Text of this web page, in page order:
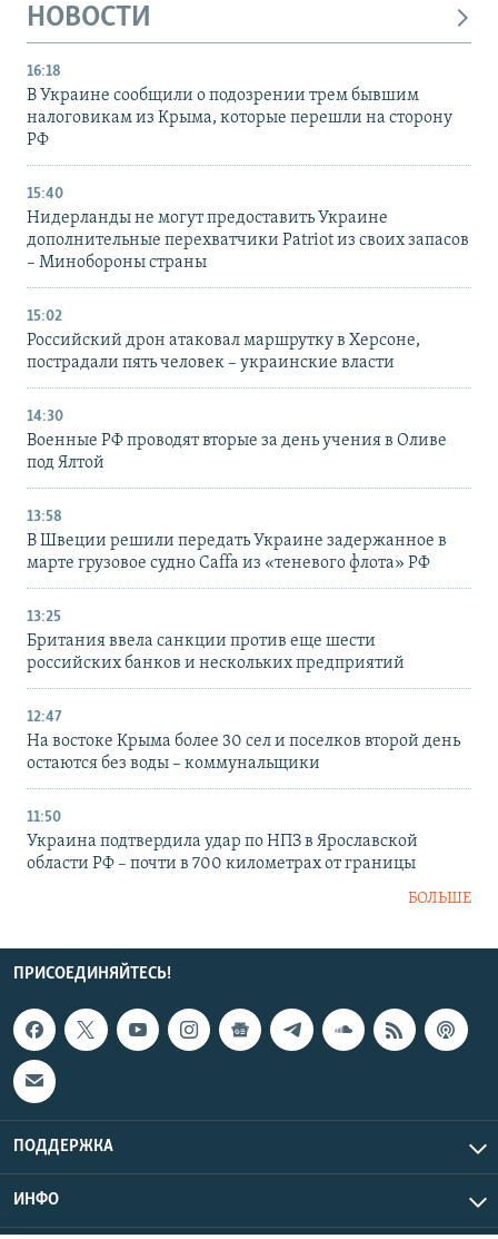
НОВОСТИ
16:18
В Украине сообщили о подозрении трем бывшим
налоговикам из Крыма, которые перешли на сторону
РФ
15:40
Нидерланды не могут предоставить Украине
дополнительные перехватчики Patriot из своих запасов
– Минобороны страны
15:02
Российский дрон атаковал маршрутку в Херсоне,
пострадали пять человек – украинские власти
14:30
Военные РФ проводят вторые за день учения в Оливе
под Ялтой
13:58
В Швеции решили передать Украине задержанное в
марте грузовое судно Caffa из «теневого флота» РФ
13:25
Британия ввела санкции против еще шести
российских банков и нескольких предприятий
12:47
На востоке Крыма более 30 сел и поселков второй день
остаются без воды – коммунальщики
11:50
Украина подтвердила удар по НПЗ в Ярославской
области РФ – почти в 700 километрах от границы
БОЛЬШЕ
ПРИСОЕДИНЯЙТЕСЬ!
ПОДДЕРЖКА
ИНФО